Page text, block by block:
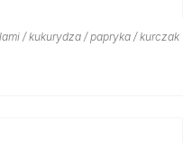
/ kukurydza / papryka / kurczak